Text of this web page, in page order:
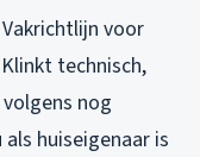
voor
technisch,
nog
huiseigenaar is